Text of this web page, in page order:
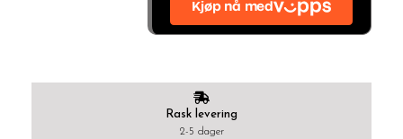
Rask levering
2-5 dager